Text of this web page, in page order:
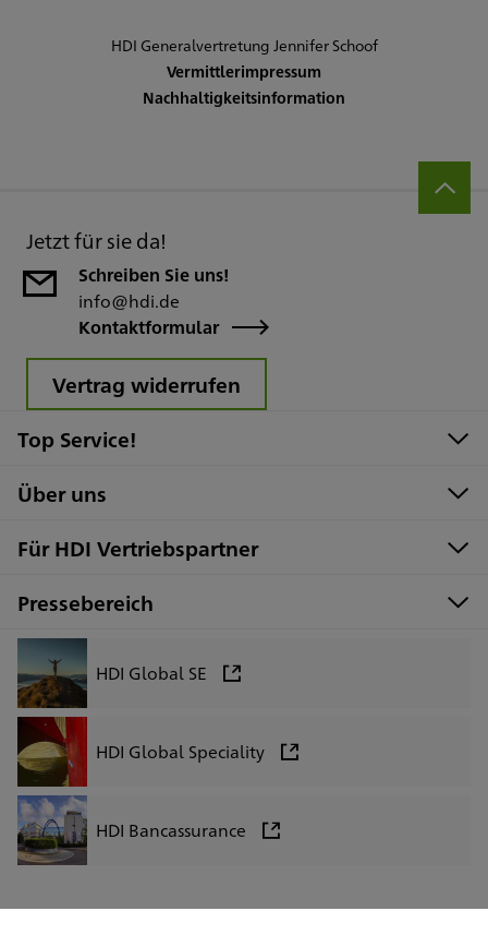
HDI Generalvertretung Jennifer Schoof
Vermittlerimpressum
Nachhaltigkeitsinformation
Jetzt für sie da!
Schreiben Sie uns!
info@hdi.de
Kontaktformular
Vertrag widerrufen
Top Service!
Über uns
Für HDI Vertriebspartner
Pressebereich
HDI Global SE
HDI Global Speciality
HDI Bancassurance